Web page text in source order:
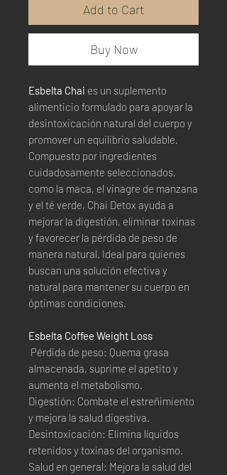
Add to Cart
Buy Now
Esbelta Chai es un suplemento
alimenticio formulado para apoyar la
desintoxicación natural del cuerpo y
promover un equilibrio saludable.
Compuesto por ingredientes
cuidadosamente seleccionados,
como la maca, el vinagre de manzana
y el té verde, Chai Detox ayuda a
mejorar la digestión, eliminar toxinas
y favorecer la pérdida de peso de
manera natural. Ideal para quienes
buscan una solución efectiva y
natural para mantener su cuerpo en
óptimas condiciones.
Esbelta Coffee Weight Loss
Pérdida de peso: Quema grasa
almacenada, suprime el apetito y
aumenta el metabolismo.
Digestión: Combate el estreñimiento
y mejora la salud digestiva.
Desintoxicación: Elimina líquidos
retenidos y toxinas del organismo.
Salud en general: Mejora la salud del